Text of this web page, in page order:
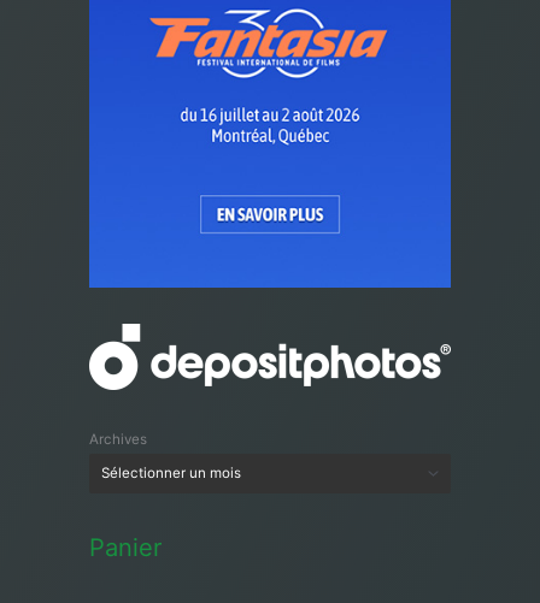
Archives
Panier